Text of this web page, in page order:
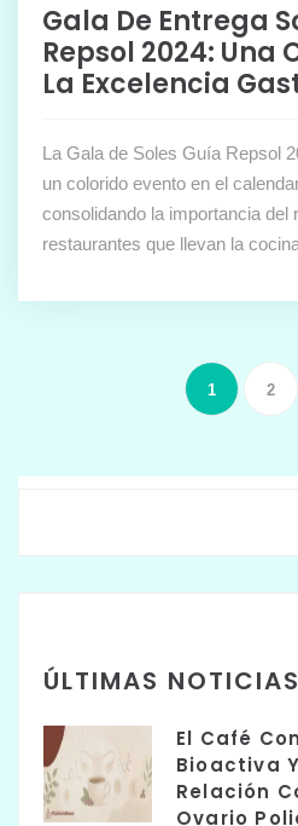
Gala De Entrega
Repsol 2024: Una
La Excelencia
La Gala de Soles Guía Repsol
un colorido evento en el
consolidando la importancia del
restaurantes que llevan la
1 2
ÚLTIMAS NOTICIAS
El Café
Bioactiva
Relación
Ovario